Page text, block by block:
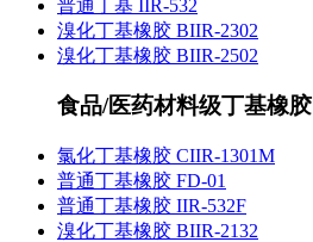
普通丁基 IIR-532
溴化丁基橡胶 BIIR-2302
溴化丁基橡胶 BIIR-2502
食品/医药材料级丁基橡胶
氯化丁基橡胶 CIIR-1301M
普通丁基橡胶 FD-01
普通丁基橡胶 IIR-532F
溴化丁基橡胶 BIIR-2132